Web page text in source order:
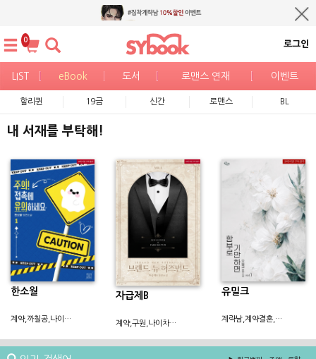
0 로그인
LIST eBook 도서 로맨스 연재 이벤트
할리퀸 19금 신간 로맨스 BL
내 서재를 부탁해!
한소월
계약,까칠공,나이차이,능력수,다정수
자급제B
계약,구원,나이차이,능력공,다정공
유밀크
계략남,계약결혼,몸정,재벌남